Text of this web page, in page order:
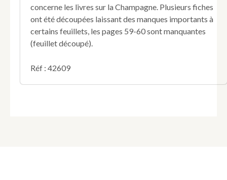
d’autographes,
de
cartes
et
l’ancienne
concerne les livres sur la Champagne. Plusieurs fiches
ont été découpées laissant des manques importants à
certains feuillets, les pages 59-60 sont manquantes
(feuillet découpé).
Réf : 42609